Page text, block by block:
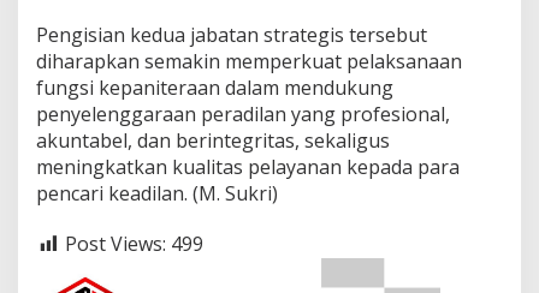
Pengisian kedua jabatan strategis tersebut
diharapkan semakin memperkuat pelaksanaan
fungsi kepaniteraan dalam mendukung
penyelenggaraan peradilan yang profesional,
akuntabel, dan berintegritas, sekaligus
meningkatkan kualitas pelayanan kepada para
pencari keadilan. (M. Sukri)
Post Views: 499